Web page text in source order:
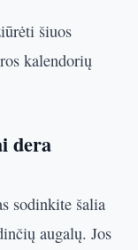
šiuos
kalendorių
dera
sodinkite šalia
augalų. Jos